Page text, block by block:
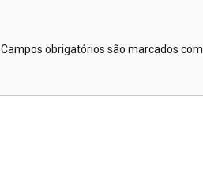
Campos obrigatórios são marcados com